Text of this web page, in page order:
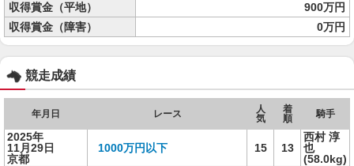
収得賞金（平地）
900万円
収得賞金（障害）
0万円
競走成績
年月日 レース
人
気
着
順
騎手
2025年
11月29日
京都
1000万円以下 15 13
西村 淳
也
(58.0kg)